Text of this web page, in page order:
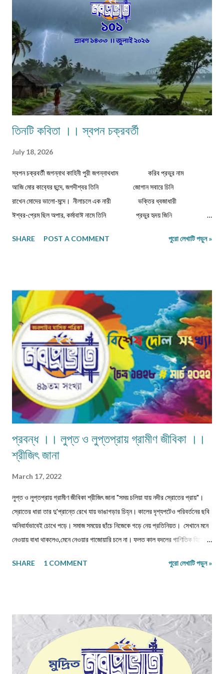
হাইরে পিছিয়ে পড়া মানুষ গুলো! তাদের হয়না কোনো পরিবর্তন। আজ 71 বছর আজাদ হয়েও
বোধহয় যে...
তিনটি কবিতা ।। স্বপন চক্রবর্তী
July 18, 2026
স্বপন চক্রবর্তী জগন্নাথ কাহিনী পুরী জগন্নাথধাম করিব প্রভুর নাম
আজি মোর কাব‍্যের ছন্দে, জগদীশ্বর তিনি জোগান সবারে চিনি
রাখেন মোদের ভালো-মন্দে। নীলাচলে এক নারী ভক্তির ধ্বজাধারী
ঈশ্বর-প্রেম ছিল অপার, কর্মাবাঈ নামে তিনি প্রভুর হৃদয় জিনি
SHARE
POST A COMMENT পুরো লেখাটি পড়ুন »
প্রবন্ধ ।। লুপ্ত ও লুপ্তপ্রায় গ্রামীণ জীবিকা ।।
শ্রীজিৎ জানা
March 17, 2022
লুপ্ত ও লুপ্তপ্রায় গ্রামীণ জীবিকা শ্রীজিৎ জানা "সময় চলিয়া যায় নদীর স্রোতের প্রায়"।
স্রোতের ধারা তার দু'প্রান্তে রেখে যায় ভাঙাগড়ার চিহ্ন। কালের দৃশ্যপটেও পরিবর্তনের ছবি
অনিবার্যভাবেই চোখে পড়ে। সমাজ সময়ের ছাঁচে নিজেকে গড়ে নেয় প্রতিনিয়ত। সেখানে মনে
নেওয়ায় বাধা থাকলেও,মেনে নেওয়ার গাজোয়ারি চলে না। ফলত কাল বদলের গাণিতিক হিসেবে
থাকার সংগ্রাম। মানুষের জীবনযাপনের ক্ষেত্রে আজকে যা অত্যাবশ্যকীয় কাল তার বিকল্প রূপ
এককালীন। সব পেশার লোকেরাই কত নিষ্ঠা ভরে গাঁয়ে তাদের পরিষেবা দিত। বিনিময়ে
সামান্য আয় হত তাদের। আর সেই আয়টুকুই ছিল তাদের সংসার নির্বাহের একমাত্র উপায়।
কালে কালান্তরে সেই সব পেশা,সেই সব সমাজবন্ধুরা হারিয়ে গ্যাছে। শুধুমাত্র তারা বেঁচে
আছে অগ্রজের গল্পকথায়,আর বিভিন...
SHARE 1 COMMENT পুরো লেখাটি পড়ুন »